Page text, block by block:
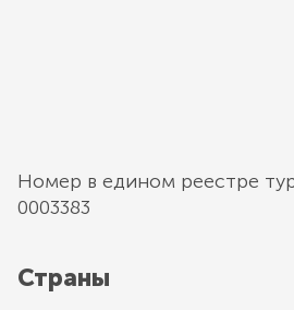
Номер в едином реестре
0003383
Страны